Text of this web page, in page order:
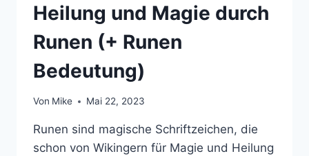
Heilung und Magie durch
Runen (+ Runen
Bedeutung)
Von Mike Mai 22, 2023
Runen sind magische Schriftzeichen, die
schon von Wikingern für Magie und Heilung